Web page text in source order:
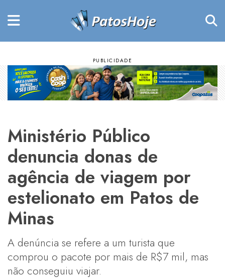
Ministério Público
denuncia donas de
agência de viagem por
estelionato em Patos de
Minas
A denúncia se refere a um turista que
comprou o pacote por mais de R$7 mil, mas
não conseguiu viajar.